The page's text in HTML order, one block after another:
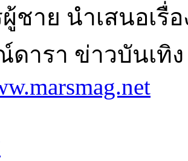
ชาย นำเสนอเรื่
ารา ข่าวบันเทิ